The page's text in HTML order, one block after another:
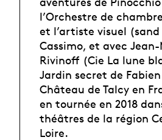
l’Orchestre de
et l’artiste visuel
Cassimo, et avec
Rivinoff (Cie La lune
Jardin secret de
Château de Talcy en
en tournée en 2018
théâtres de la région
Loire.